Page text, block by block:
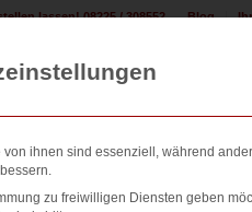
Blog
lassen! 08225 / 308552
ihnen sind essenziell, während
zu freiwilligen Diensten geben